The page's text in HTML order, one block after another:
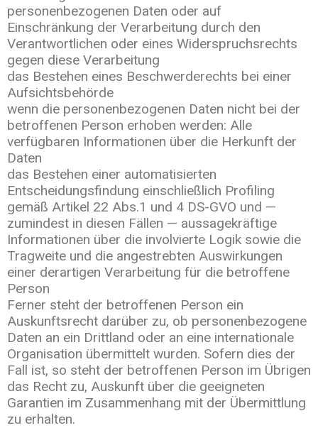
personenbezogenen Daten oder auf
Einschränkung der Verarbeitung durch den
Verantwortlichen oder eines Widerspruchsrechts
gegen diese Verarbeitung
das Bestehen eines Beschwerderechts bei einer
Aufsichtsbehörde
wenn die personenbezogenen Daten nicht bei der
betroffenen Person erhoben werden: Alle
verfügbaren Informationen über die Herkunft der
Daten
das Bestehen einer automatisierten
Entscheidungsfindung einschließlich Profiling
gemäß Artikel 22 Abs.1 und 4 DS-GVO und —
zumindest in diesen Fällen — aussagekräftige
Informationen über die involvierte Logik sowie die
Tragweite und die angestrebten Auswirkungen
einer derartigen Verarbeitung für die betroffene
Person
Ferner steht der betroffenen Person ein
Auskunftsrecht darüber zu, ob personenbezogene
Daten an ein Drittland oder an eine internationale
Organisation übermittelt wurden. Sofern dies der
Fall ist, so steht der betroffenen Person im Übrigen
das Recht zu, Auskunft über die geeigneten
Garantien im Zusammenhang mit der Übermittlung
zu erhalten.